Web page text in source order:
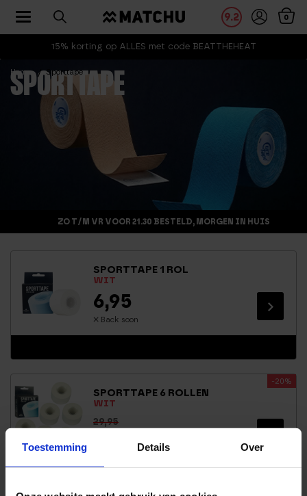
Toestemming Details Over
15% korting op ALLES met code BEATTHEHEAT
9.2 0
Toggle navigation
Home Sporttape
SPORTTAPE
ZO T/M VR VOOR 21.30 BESTELD, MORGEN IN HUIS
SPORTTAPE 1 ROL
WIT
6,95
Back soon
SPORTTAPE 6 ROLLEN
WIT
-20%
29,95
23,95